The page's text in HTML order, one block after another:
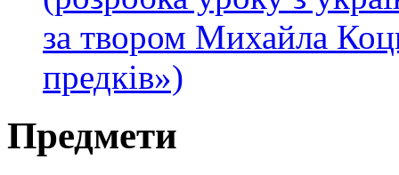
за твором Михайла
предків»)
Предмети